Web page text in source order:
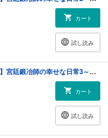
カート
試し読み
【電子版限定特典付き】宮廷鍛冶師の幸せな日常3～ブラックな職場を追放されたが、隣国で公爵令嬢に溺愛されながらホワイトな生活送ります～
カート
試し読み